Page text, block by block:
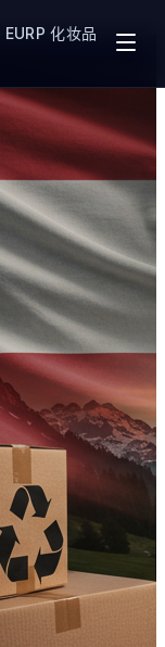
EURP化妆品